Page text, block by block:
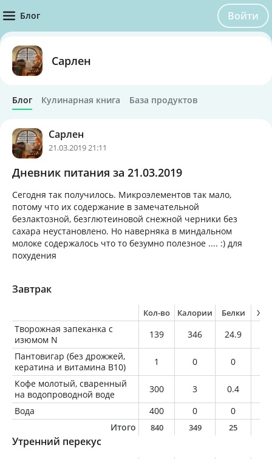
Блог Войти
Сарлен
Блог Кулинарная книга База продуктов
Сарлен
21.03.2019 21:11
Дневник питания за 21.03.2019
Сегодня так получилось. Микроэлементов так мало,
потому что их содержание в замечательной
безлактозной, безглютеиновой снежной черники без
сахара неустановлено. Но наверняка в миндальном
молоке содержалось что то безумно полезное .... :) для
похудения
Завтрак
Кол-во Калории Белки
Творожная запеканка с
изюмом N
139 346 24.9
Пантовигар (без дрожжей,
кератина и витамина В10)
1 0 0
Кофе молотый, сваренный
на водопроводной воде
300 3 0.4
Вода
400 0 0
Итого
840 349 25
Утренний перекус